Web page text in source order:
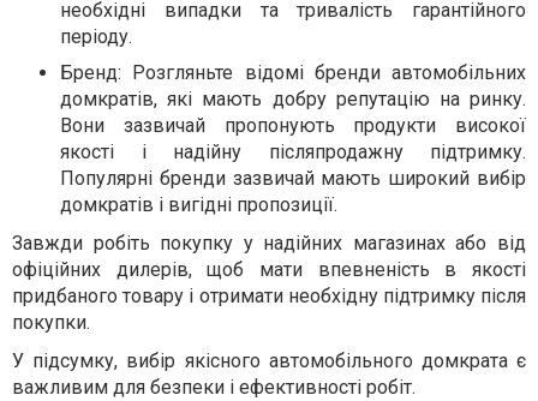
необхідні випадки та тривалість гарантійного
періоду.
Бренд: Розгляньте відомі бренди автомобільних
домкратів, які мають добру репутацію на ринку.
Вони зазвичай пропонують продукти високої
якості і надійну післяпродажну підтримку.
Популярні бренди зазвичай мають широкий вибір
домкратів і вигідні пропозиції.
Завжди робіть покупку у надійних магазинах або від
офіційних дилерів, щоб мати впевненість в якості
придбаного товару і отримати необхідну підтримку після
покупки.
У підсумку, вибір якісного автомобільного домкрата є
важливим для безпеки і ефективності робіт.